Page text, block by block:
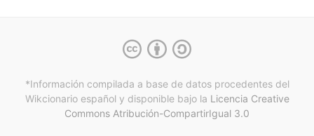
*Información compilada a base de datos procedentes del
Wikcionario español y disponible bajo la Licencia Creative
Commons Atribución-CompartirIgual 3.0